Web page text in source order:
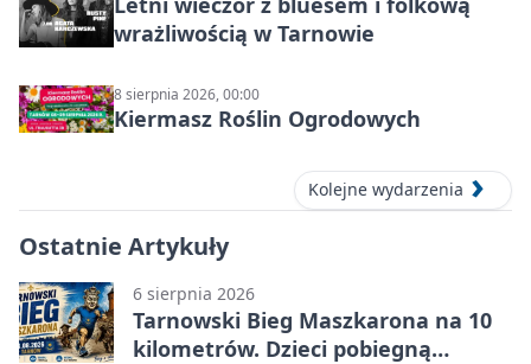
wrażliwością w Tarnowie
8 sierpnia 2026, 00:00
Kiermasz Roślin Ogrodowych
Kolejne wydarzenia
Ostatnie Artykuły
6 sierpnia 2026
Tarnowski Bieg Maszkarona na 10
kilometrów. Dzieci pobiegną